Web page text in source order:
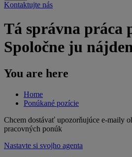
Kontaktujte nás
Tá správna práca
Spoločne ju
You are here
Home
Ponúkané pozície
Chcem dostávať upozorňujúce e-maily
pracovných ponúk
Nastavte si svojho agenta